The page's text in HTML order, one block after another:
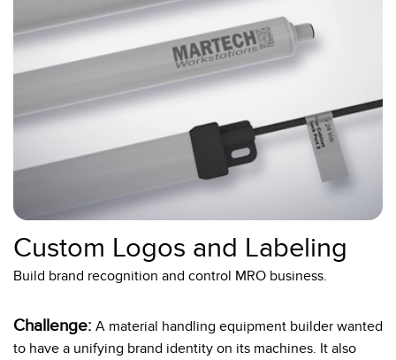
Custom Logos and Labeling
Build brand recognition and control MRO business.
Challenge: A material handling equipment builder wanted
to have a unifying brand identity on its machines. It also